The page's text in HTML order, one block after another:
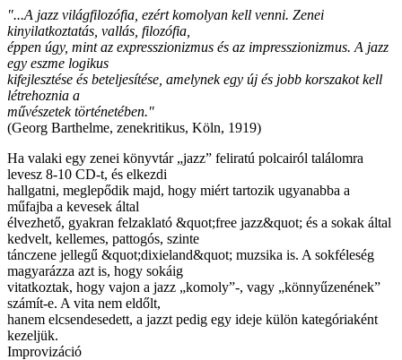
"...A jazz világfilozófia, ezért komolyan kell venni. Zenei
kinyilatkoztatás, vallás, filozófia,
éppen úgy, mint az expresszionizmus és az impresszionizmus. A jazz
egy eszme logikus
kifejlesztése és beteljesítése, amelynek egy új és jobb korszakot kell
létrehoznia a
művészetek történetében."
(Georg Barthelme, zenekritikus, Köln, 1919)
Ha valaki egy zenei könyvtár „jazz” feliratú polcairól találomra
levesz 8-10 CD-t, és elkezdi
hallgatni, meglepődik majd, hogy miért tartozik ugyanabba a
műfajba a kevesek által
élvezhető, gyakran felzaklató &quot;free jazz&quot; és a sokak által
kedvelt, kellemes, pattogós, szinte
tánczene jellegű &quot;dixieland&quot; muzsika is. A sokféleség
magyarázza azt is, hogy sokáig
vitatkoztak, hogy vajon a jazz „komoly”-, vagy „könnyűzenének”
számít-e. A vita nem eldőlt,
hanem elcsendesedett, a jazzt pedig egy ideje külön kategóriaként
kezeljük.
Improvizáció